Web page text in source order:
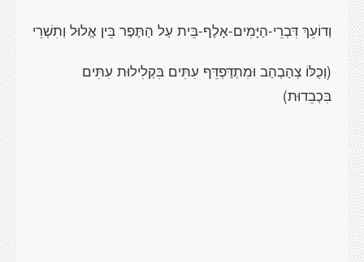
וְדוֹעֵךְ דִּבְרֵי-הַיָּמִים-אָלֶף-בֵּית עַל הַתֶּפֶר בֵּין אֱלוּל וְתִשְׁרֵי
(וְכֻלּוֹ צְהַבְהַב וּמִתְדַּפְדֵּף עִתִּים בִּקְלִילוּת עִתִּים
בִּכְבֵדוּת)